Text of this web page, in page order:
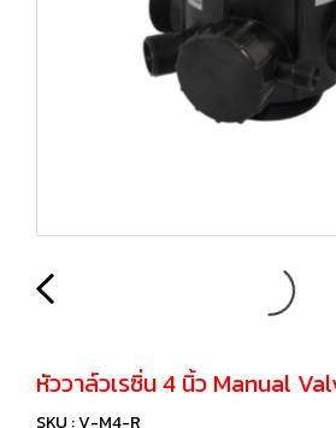
หัววาล์วเรซิ่น 4 นิ้ว Manual
SKU : V-M4-R